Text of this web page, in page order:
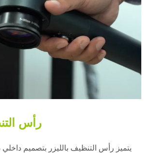
رأس
يتميز رأس التنظيف بالليزر بتصميم